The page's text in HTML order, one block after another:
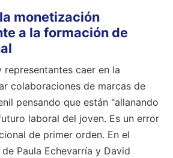
monetización
a la formación de
caer en la
colaboraciones de marcas de
pensando que están "allanando
laboral del joven. Es un error
de primer orden. En el
Paula Echevarría y David